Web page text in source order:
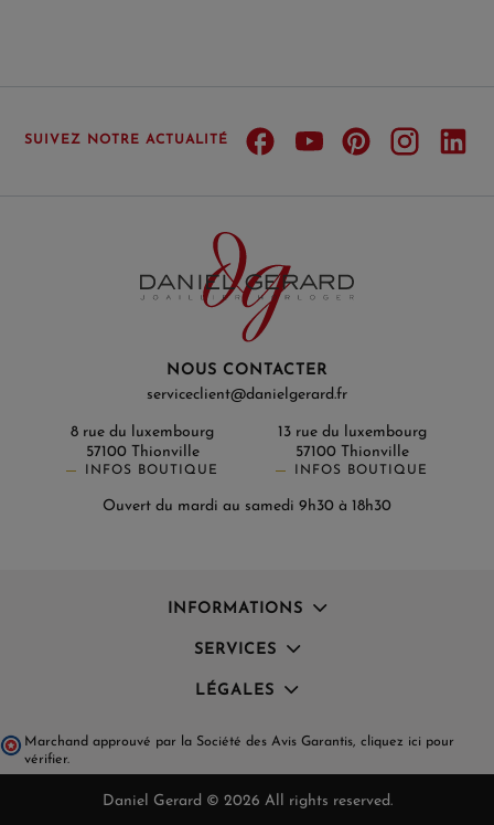
SUIVEZ NOTRE ACTUALITÉ
NOUS CONTACTER
serviceclient@danielgerard.fr
8 rue du luxembourg
57100 Thionville
INFOS BOUTIQUE
13 rue du luxembourg
57100 Thionville
INFOS BOUTIQUE
Ouvert du mardi au samedi 9h30 à 18h30
INFORMATIONS
SERVICES
LÉGALES
Marchand approuvé par la Société des Avis Garantis, cliquez ici pour
vérifier.
Daniel Gerard © 2026 All rights reserved.